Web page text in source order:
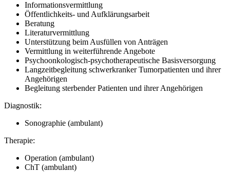
Informationsvermittlung
Öffentlichkeits- und Aufklärungsarbeit
Beratung
Literaturvermittlung
Unterstützung beim Ausfüllen von Anträgen
Vermittlung in weiterführende Angebote
Psychoonkologisch-psychotherapeutische Basisversorgung
Langzeitbegleitung schwerkranker Tumorpatienten und ihrer
Angehörigen
Begleitung sterbender Patienten und ihrer Angehörigen
Diagnostik:
Sonographie (ambulant)
Therapie:
Operation (ambulant)
ChT (ambulant)